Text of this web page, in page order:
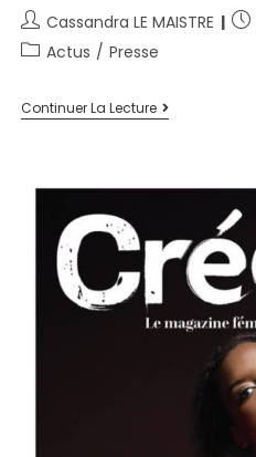
Cassandra LE MAISTRE
Actus / Presse
Continuer La Lecture